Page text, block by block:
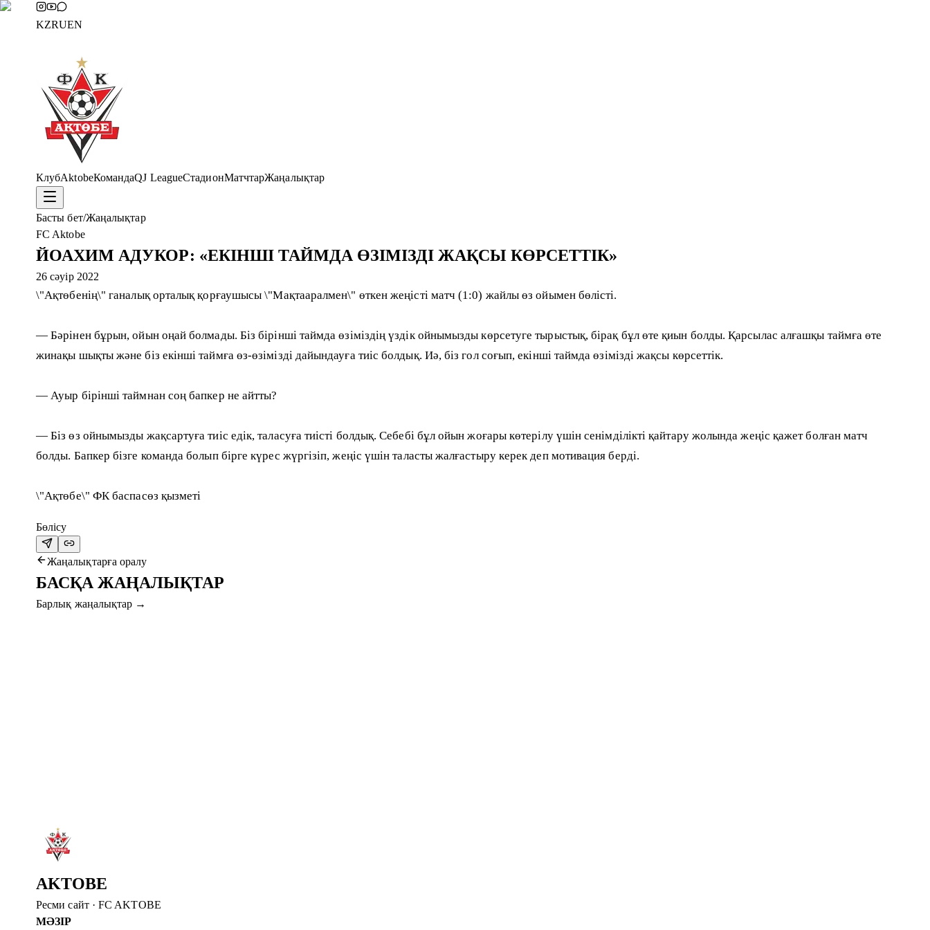
KZRUEN
КлубAktobeКомандаQJ LeagueСтадионМатчтарЖаңалықтар
Басты бет/Жаңалықтар
FC Aktobe
ЙОАХИМ АДУКОР: «ЕКІНШІ ТАЙМДА ӨЗІМІЗДІ ЖАҚСЫ КӨРСЕТТІК»
26 сәуір 2022
\"Ақтөбенің\" ганалық орталық қорғаушысы \"Мақтааралмен\" өткен жеңісті матч (1:0) жайлы өз ойымен бөлісті.
— Бәрінен бұрын, ойын оңай болмады. Біз бірінші таймда өзіміздің үздік ойнымызды көрсетуге тырыстық, бірақ бұл өте қиын болды. Қарсылас алғашқы таймға өте
жинақы шықты және біз екінші таймға өз-өзімізді дайындауға тиіс болдық. Иә, біз гол соғып, екінші таймда өзімізді жақсы көрсеттік.
— Ауыр бірінші таймнан соң бапкер не айтты?
— Біз өз ойнымызды жақсартуға тиіс едік, таласуға тиісті болдық. Себебі бұл ойын жоғары көтерілу үшін сенімділікті қайтару жолында жеңіс қажет болған матч
болды. Бапкер бізге команда болып бірге күрес жүргізіп, жеңіс үшін таласты жалғастыру керек деп мотивация берді.
\"Ақтөбе\" ФК баспасөз қызметі
Бөлісу
Жаңалықтарға оралу
БАСҚА ЖАҢАЛЫҚТАР
Барлық жаңалықтар →
Толығырақ
AKTOBE
Ресми сайт·FC AKTOBE
МӘЗІР